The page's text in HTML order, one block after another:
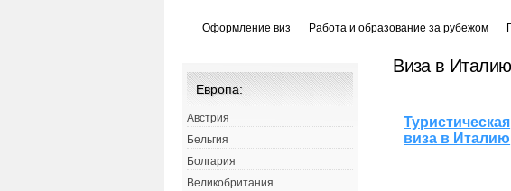
Оформление виз Работа и образование за рубежом
Виза в
Туристическая
виза в Италию
Европа:
Австрия
Бельгия
Болгария
Великобритания